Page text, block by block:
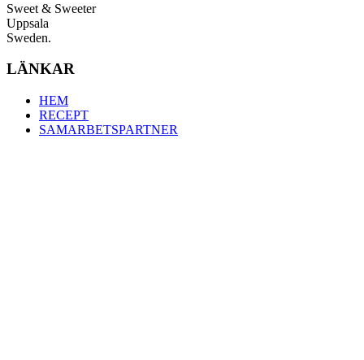
Sweet & Sweeter
Uppsala
Sweden.
LÄNKAR
HEM
RECEPT
SAMARBETSPARTNER